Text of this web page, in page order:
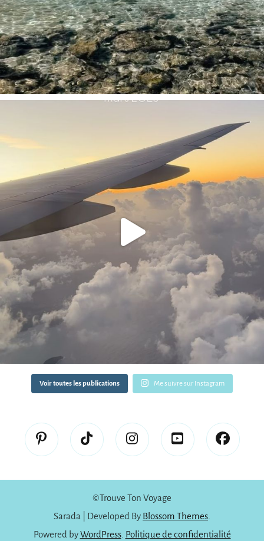
Voir toutes les publications Me suivre sur Instagram
©️Trouve Ton Voyage
Sarada | Developed By Blossom Themes
Powered byWordPress. Politique de confidentialité